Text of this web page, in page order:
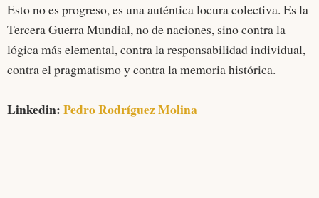
Esto no es progreso, es una auténtica locura colectiva. Es la
Tercera Guerra Mundial, no de naciones, sino contra la
lógica más elemental, contra la responsabilidad individual,
contra el pragmatismo y contra la memoria histórica.
Linkedin:Pedro Rodríguez Molina